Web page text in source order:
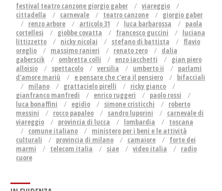
festival teatro canzone giorgio gaber
viareggio
cittadella
carnevale teatro canzone
giorgio gaber
renzo arbore
articolo 31 luca barbarossa
paola
cortellesi
giobbe covatta francesco guccini
luciana
littizzetto
nicky nicolai stefano di battista
flavio
oreglio
massimo ranieri renato zero
dalia
gaberscik
ombretta colli enzo iacchetti
gian piero
alloisio
spettacolo versilia umberto ii
parlami
d'amore mariù
e pensare che c'era il pensiero
bifacciali
milano
grattacielo pirelli
ricky gianco
gianfranco manfredi
enrico ruggeri
paolo rossi
luca bonaffini
egidio simone cristicchi
roberto
messini
rocco papaleo sandro luporini
carnevale di
viareggio
provincia di lucca lombardia
toscana
comune italiano
ministero per i beni e le attività
culturali
provincia di milano camaiore
forte dei
marmi
telecom italia siae video italia
radio
cuore